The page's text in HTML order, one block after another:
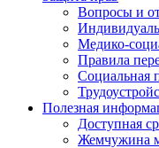
Вопросы и
Медико-
Правила
Социальная
Полезная
Доступная
Жемчужина